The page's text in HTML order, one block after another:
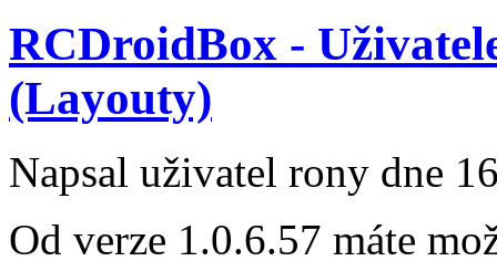
RCDroidBox -
(Layouty)
Napsal uživatel rony dne
Od verze 1.0.6.57 máte